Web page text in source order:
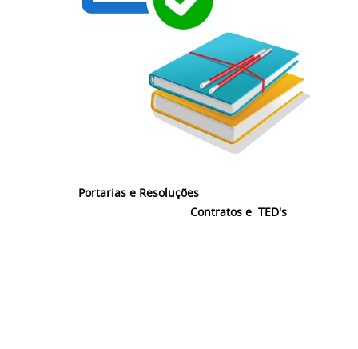
Portarias e Resoluções
Contratos e TED's